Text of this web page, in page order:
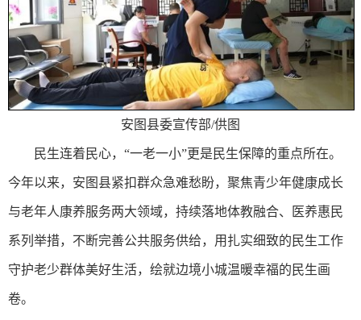
安图县委宣传部/供图
民生连着民心，“一老一小”更是民生保障的重点所在。
今年以来，安图县紧扣群众急难愁盼，聚焦青少年健康成长
与老年人康养服务两大领域，持续落地体教融合、医养惠民
系列举措，不断完善公共服务供给，用扎实细致的民生工作
守护老少群体美好生活，绘就边境小城温暖幸福的民生画
卷。